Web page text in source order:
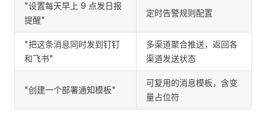
"设置每天早上 9 点发日报
提醒"
定时告警规则配置
"把这条消息同时发到钉钉
和飞书"
多渠道聚合推送，返回各
渠道发送状态
"创建一个部署通知模板"
可复用的消息模板，含变
量占位符